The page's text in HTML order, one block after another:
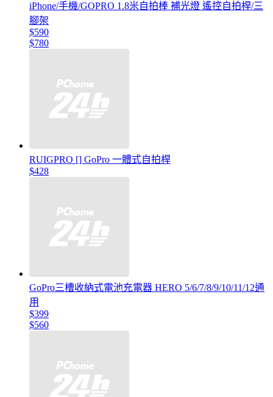
iPhone/手機/GOPRO 1.8米自拍棒 補光燈 遙控自拍桿/三
腳架
$590
$780
RUIGPRO [] GoPro 一體式自拍桿
$428
GoPro三槽收納式電池充電器 HERO 5/6/7/8/9/10/11/12通
用
$399
$560